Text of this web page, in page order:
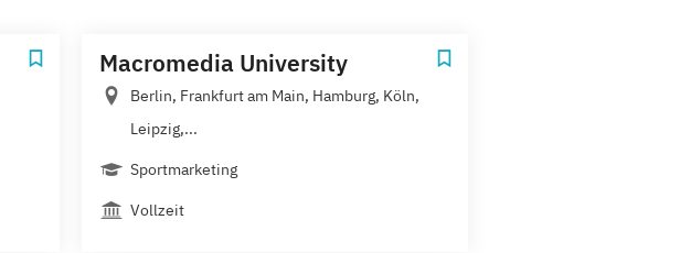
Macromedia University
Berlin, Frankfurt am Main, Hamburg, Köln,
Leipzig,...
Sportmarketing
Vollzeit